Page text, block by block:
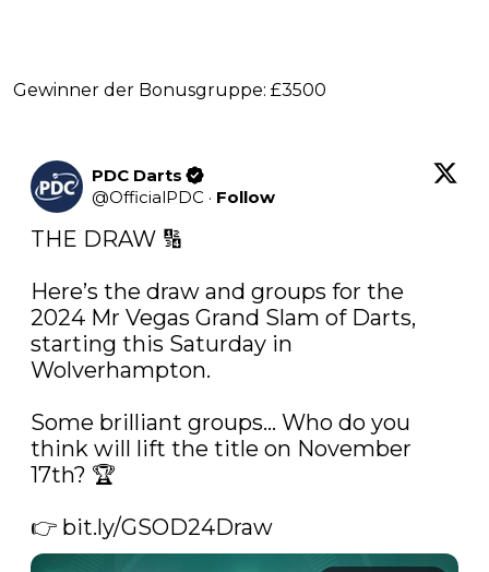
Gewinner der Bonusgruppe: £3500
PDC Darts
@OfficialPDC · Follow
THE DRAW 🔢
Here’s the draw and groups for the
2024 Mr Vegas Grand Slam of Darts,
starting this Saturday in
Wolverhampton.
Some brilliant groups… Who do you
think will lift the title on November
17th? 🏆
👉 bit.ly/GSOD24Draw